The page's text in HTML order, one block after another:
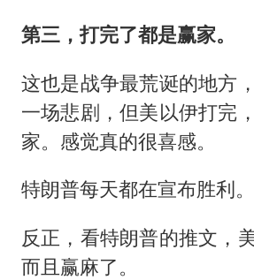
第三，打完了都是赢家。
这也是战争最荒诞的地方
一场悲剧，但美以伊打完
家。感觉真的很喜感。
特朗普每天都在宣布胜利。
反正，看特朗普的推文，
而且赢麻了。